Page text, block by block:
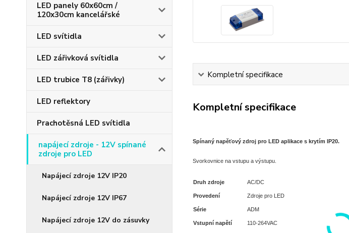
LED panely 60x60cm /
120x30cm kancelářské
LED svítidla
LED zářivková svítidla
LED trubice T8 (zářivky)
LED reflektory
Prachotěsná LED svítidla
napájecí zdroje - 12V spínané
zdroje pro LED
Napájecí zdroje 12V IP20
Napájecí zdroje 12V IP67
Napájecí zdroje 12V do zásuvky
Kompletní specifikace
Kompletní specifikace
Spínaný napěťový zdroj pro LED aplikace s krytím IP20.
Svorkovnice na vstupu a výstupu.
Druh zdroje AC/DC
Provedení Zdroje pro LED
Série ADM
Vstupní napětí 110-264VAC